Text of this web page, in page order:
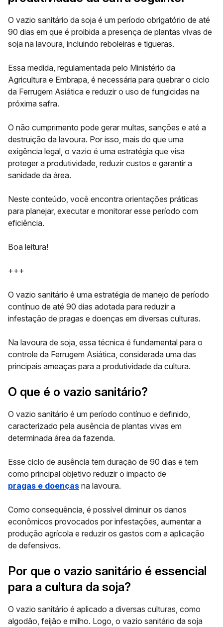
O vazio sanitário da soja é um período obrigatório de até
90 dias em que é proibida a presença de plantas vivas de
soja na lavoura, incluindo reboleiras e tigueras.
Essa medida, regulamentada pelo Ministério da
Agricultura e Embrapa, é necessária para quebrar o ciclo
da Ferrugem Asiática e reduzir o uso de fungicidas na
próxima safra.
O não cumprimento pode gerar multas, sanções e até a
destruição da lavoura. Por isso, mais do que uma
exigência legal, o vazio é uma estratégia que visa
proteger a produtividade, reduzir custos e garantir a
sanidade da área.
Neste conteúdo, você encontra orientações práticas
para planejar, executar e monitorar esse período com
eficiência.
Boa leitura!
+++
O vazio sanitário é uma estratégia de manejo de período
contínuo de até 90 dias adotada para reduzir a
infestação de pragas e doenças em diversas culturas.
Na lavoura de soja, essa técnica é fundamental para o
controle da Ferrugem Asiática, considerada uma das
principais ameaças para a produtividade da cultura.
O que é o vazio sanitário?
O vazio sanitário é um período contínuo e definido,
caracterizado pela ausência de plantas vivas em
determinada área da fazenda.
Esse ciclo de ausência tem duração de 90 dias e tem
como principal objetivo reduzir o impacto de
pragas e doenças na lavoura.
Como consequência, é possível diminuir os danos
econômicos provocados por infestações, aumentar a
produção agrícola e reduzir os gastos com a aplicação
de defensivos.
Por que o vazio sanitário é essencial
para a cultura da soja?
O vazio sanitário é aplicado a diversas culturas, como
algodão, feijão e milho. Logo, o vazio sanitário da soja